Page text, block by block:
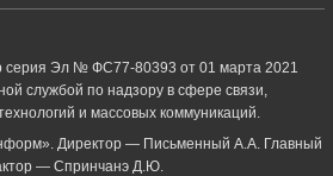
серия Эл № ФС77-80393 от 01 марта 2021
службой по надзору в сфере связи,
и массовых коммуникаций.
Директор — Письменный А.А. Главный
— Спринчанэ Д.Ю.